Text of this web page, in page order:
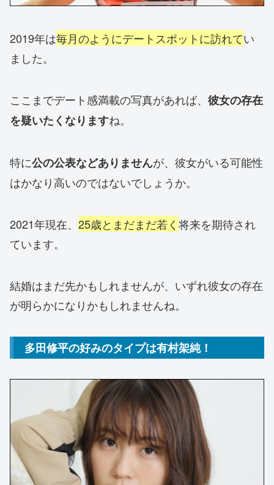
2019年は毎月のようにデートスポットに訪れてい
ました。
ここまでデート感満載の写真があれば、 彼女の存在
を疑いたくなりますね。
特に公の公表などありませんが、彼女がいる可能性
はかなり高いのではないでしょうか。
2021年現在、 25歳とまだまだ若く 将来を期待され
ています。
結婚はまだ先かもしれませんが、いずれ彼女の存在
が明らかになりかもしれませんね。
多田修平の好みのタイプは有村架純！